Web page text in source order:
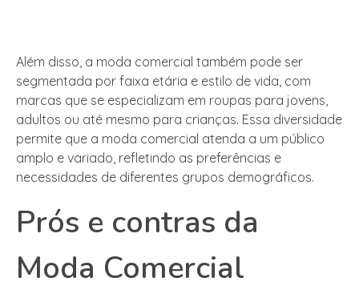
Além disso, a moda comercial também pode ser
segmentada por faixa etária e estilo de vida, com
marcas que se especializam em roupas para jovens,
adultos ou até mesmo para crianças. Essa diversidade
permite que a moda comercial atenda a um público
amplo e variado, refletindo as preferências e
necessidades de diferentes grupos demográficos.
Prós e contras da
Moda Comercial